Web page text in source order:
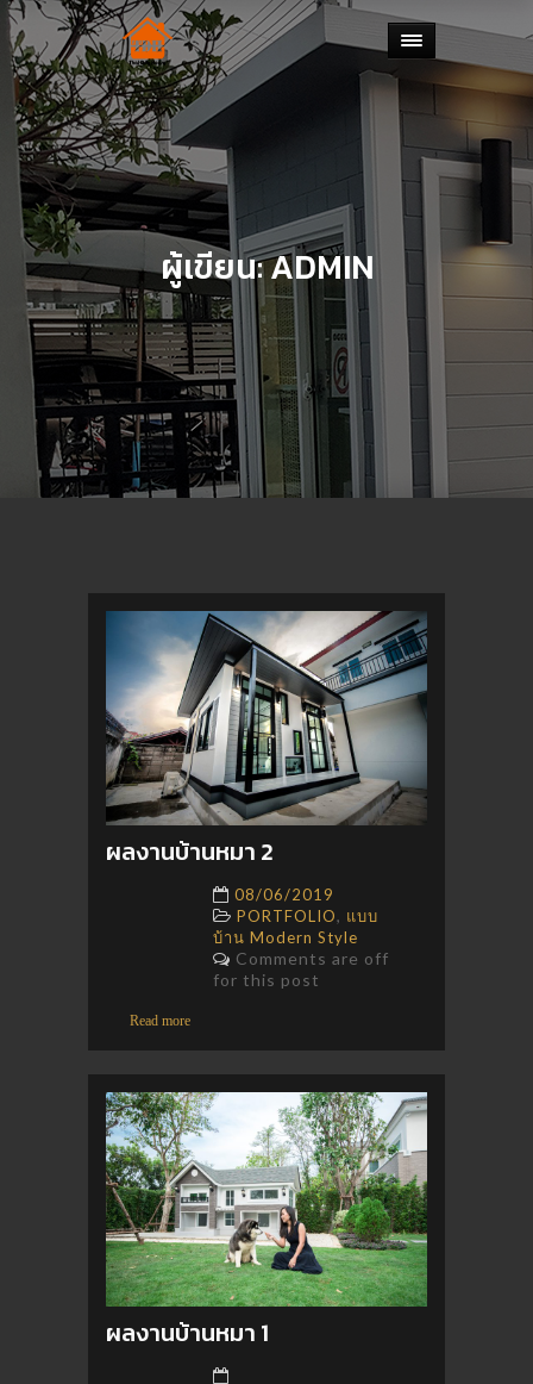
ผู้เขียน:ADMIN
ผลงานบ้านหมา 2
08/06/2019
PORTFOLIO, แบบ
บ้าน Modern Style
Comments are off
for this post
Read more
ผลงานบ้านหมา 1